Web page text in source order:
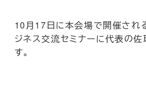
10月17日に本会場で開催され
ジネス交流セミナーに代表の佐
す。